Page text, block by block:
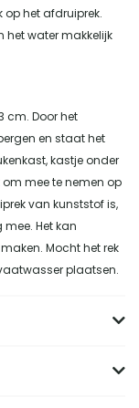
op het afdruiprek.
het water makkelijk
cm. Door het
en staat het
kastje onder
mee te nemen op
van kunststof is,
Het kan
Mocht het rek
plaatsen.